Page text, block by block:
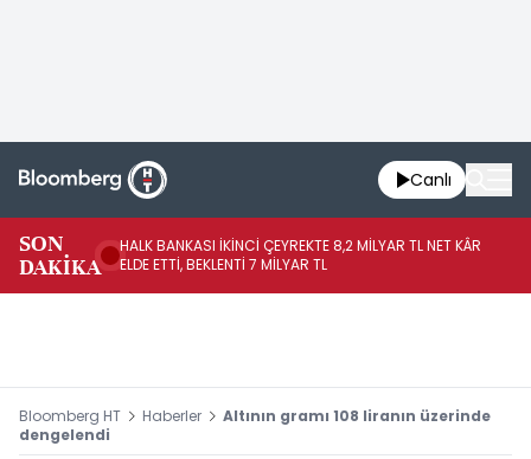
Canlı
SON
DAKİKA
HALK BANKASI İKİNCİ ÇEYREKTE 8,2 MİLYAR TL NET KÂR
ELDE ETTİ, BEKLENTİ 7 MİLYAR TL
Bloomberg HT Haberler
Altının gramı 108 liranın üzerinde
dengelendi